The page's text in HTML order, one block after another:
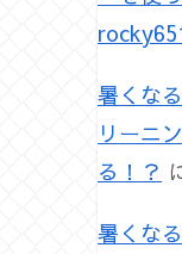
暑くな
リーニ
る！？
暑くな